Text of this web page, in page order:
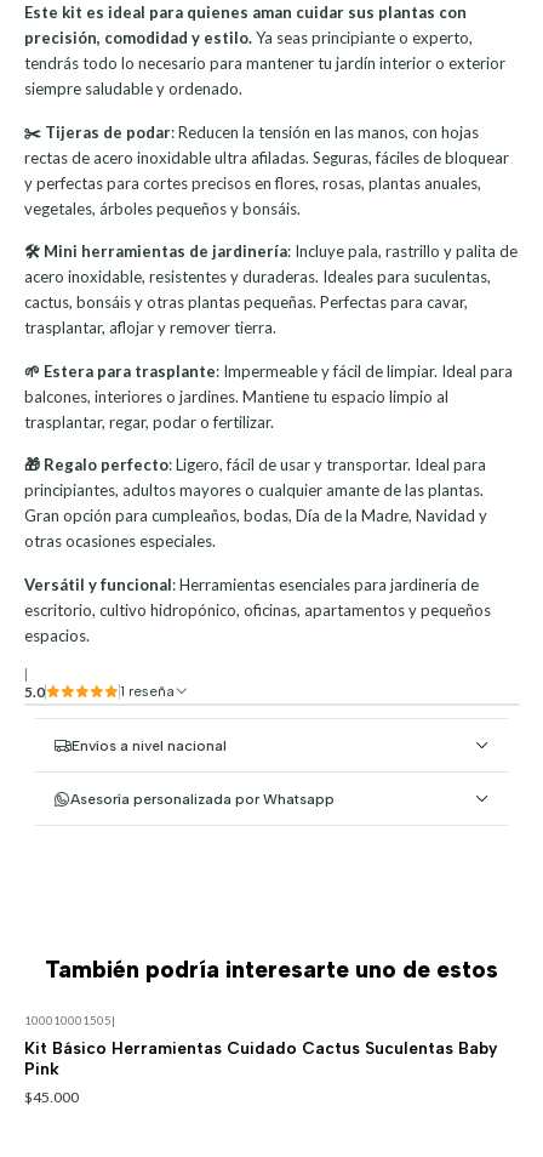
Este kit es ideal para quienes aman cuidar sus plantas con
precisión, comodidad y estilo.Ya seas principiante o experto,
tendrás todo lo necesario para mantener tu jardín interior o exterior
siempre saludable y ordenado.
✂️ Tijeras de podar: Reducen la tensión en las manos, con hojas
rectas de acero inoxidable ultra afiladas. Seguras, fáciles de bloquear
y perfectas para cortes precisos en flores, rosas, plantas anuales,
vegetales, árboles pequeños y bonsáis.
🛠️ Mini herramientas de jardinería: Incluye pala, rastrillo y palita de
acero inoxidable, resistentes y duraderas. Ideales para suculentas,
cactus, bonsáis y otras plantas pequeñas. Perfectas para cavar,
trasplantar, aflojar y remover tierra.
🌱 Estera para trasplante: Impermeable y fácil de limpiar. Ideal para
balcones, interiores o jardines. Mantiene tu espacio limpio al
trasplantar, regar, podar o fertilizar.
🎁 Regalo perfecto: Ligero, fácil de usar y transportar. Ideal para
principiantes, adultos mayores o cualquier amante de las plantas.
Gran opción para cumpleaños, bodas, Día de la Madre, Navidad y
otras ocasiones especiales.
Versátil y funcional: Herramientas esenciales para jardinería de
escritorio, cultivo hidropónico, oficinas, apartamentos y pequeños
espacios.
|
5.0 1 reseña
Envíos a nivel nacional
Asesoría personalizada por Whatsapp
También podría interesarte uno de estos
100010001505|
Kit Básico Herramientas Cuidado Cactus Suculentas Baby
Pink
$45.000